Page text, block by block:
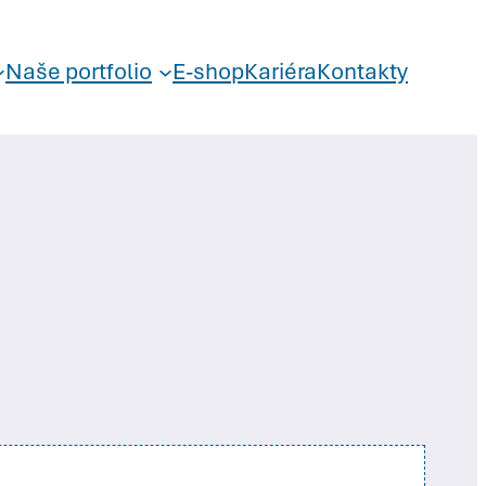
Naše portfolio E-shopKariéraKontakty